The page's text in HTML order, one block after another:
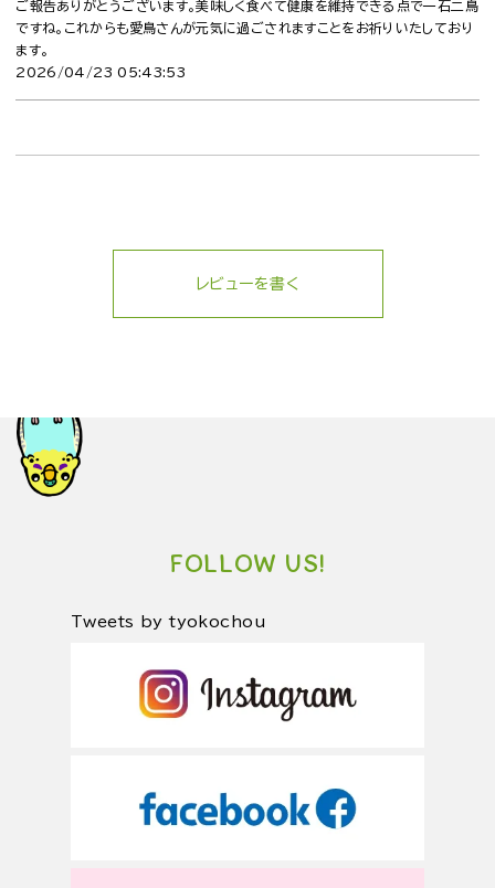
ご報告ありがとうございます。美味しく食べて健康を維持できる点で一石二鳥
ですね。これからも愛鳥さんが元気に過ごされますことをお祈りいたしており
ます。
2026/04/23 05:43:53
レビューを書く
FOLLOW US!
Tweets by tyokochou